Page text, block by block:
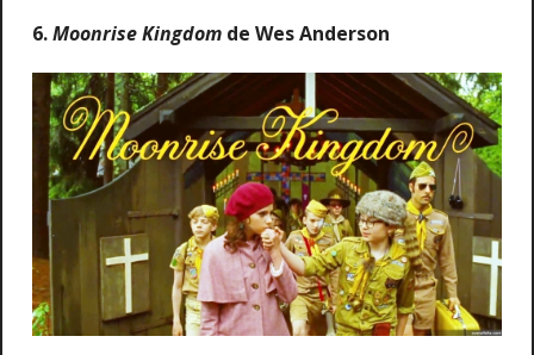
6.Moonrise Kingdomde Wes Anderson